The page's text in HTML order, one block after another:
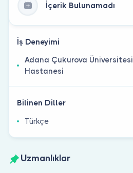
İçerik Bulunamadı
İş Deneyimi
Adana Çukurova
Hastanesi
Bilinen Diller
Türkçe
Uzmanlıklar